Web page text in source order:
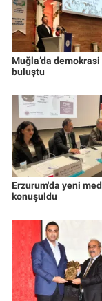
Muğla’da
buluştu
Erzurum'da yeni
konuşuldu